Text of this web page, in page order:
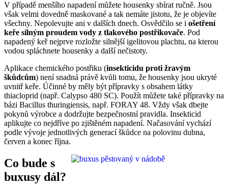
V případě menšího napadení můžete housenky sbírat ručně. Jsou
však velmi dovedně maskované a tak nemáte jistotu, že je objevíte
všechny. Nepolevujte ani v dalších dnech. Osvědčilo se i ošetření
keře silným proudem vody z tlakového postřikovače. Pod
napadený keř nejprve rozložte silnější igelitovou plachtu, na kterou
vodou spláchnete housenky a další nečistoty.
Aplikace chemického postřiku (insekticidu proti žravým
škůdcům) není snadná právě kvůli tomu, že housenky jsou ukryté
uvnitř keře. Účinné by měly být přípravky s obsahem látky
thiacloprid (např. Calypso 480 SC). Použít můžete také přípravky na
bázi Bacillus thuringiensis, např. FORAY 48. Vždy však dbejte
pokynů výrobce a dodržujte bezpečnostní pravidla. Insekticid
aplikujte co nejdříve po zjištěném napadení. Načasování vychází
podle vývoje jednotlivých generací škůdce na polovinu dubna,
červen a konec října.
Co bude s
buxusy dál?